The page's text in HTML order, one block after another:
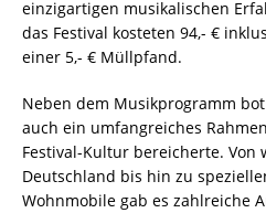
einzigartigen musikalischen
das Festival kosteten 94,- €
einer 5,- € Müllpfand.
Neben dem Musikprogramm bot
auch ein umfangreiches
Festival-Kultur bereicherte. Von
Deutschland bis hin zu
Wohnmobile gab es zahlreiche